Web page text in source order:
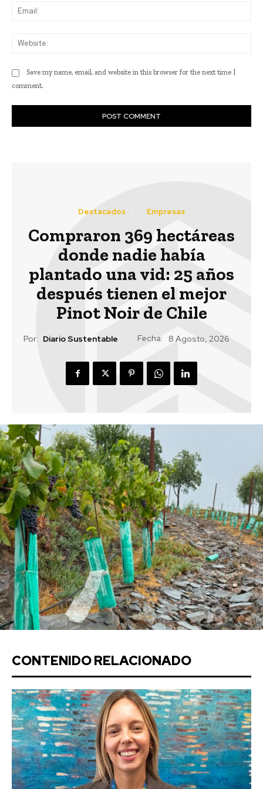
Save my name, email, and website in this browser for the next time I
comment.